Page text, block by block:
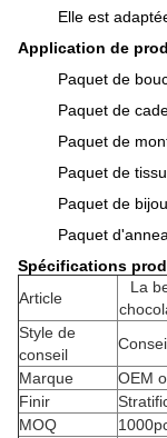
Elle est
Application de
Paquet de
Paquet de
Paquet de
Paquet de tissu
Paquet de
Paquet
Spécifications
Article
La
Style de
conseil
Marque
OEM
Finir
MOQ